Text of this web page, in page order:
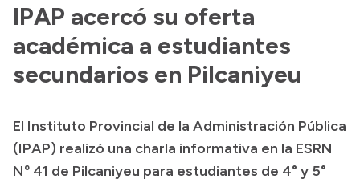
Delegaciones
Consultorios Propios
Presentación CV
Transparencia
Inversión en Salud
IPAP acercó su oferta
académica a estudiantes
secundarios en Pilcaniyeu
El Instituto Provincial de la Administración Pública
(IPAP) realizó una charla informativa en la ESRN
Nº 41 de Pilcaniyeu para estudiantes de 4° y 5°